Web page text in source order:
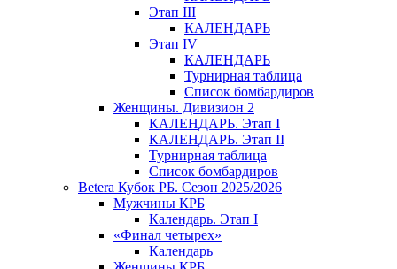
Этап III
КАЛЕНДАРЬ
Этап IV
КАЛЕНДАРЬ
Турнирная таблица
Список бомбардиров
Женщины. Дивизион 2
КАЛЕНДАРЬ. Этап I
КАЛЕНДАРЬ. Этап II
Турнирная таблица
Список бомбардиров
Betera Кубок РБ. Сезон 2025/2026
Мужчины КРБ
Календарь. Этап I
«Финал четырех»
Календарь